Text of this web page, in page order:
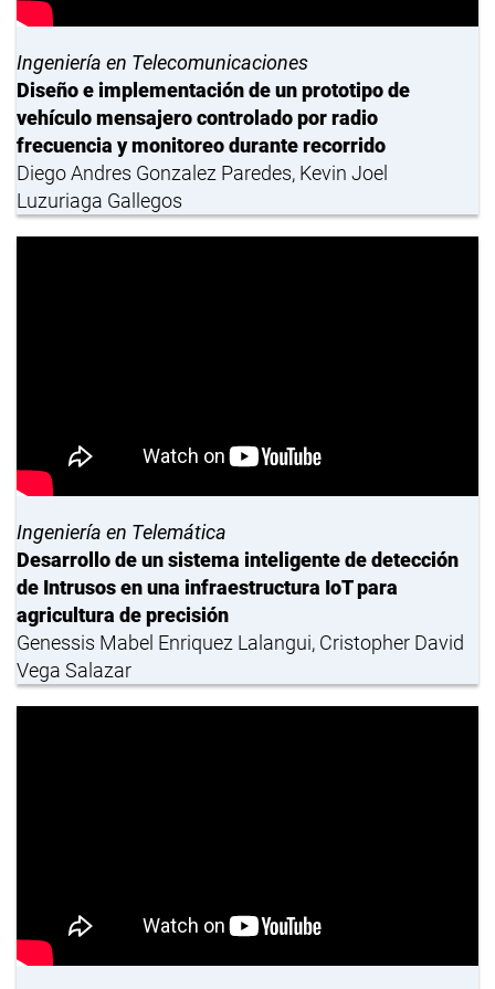
Ingeniería en Telecomunicaciones
Diseño e implementación de un prototipo de
vehículo mensajero controlado por radio
frecuencia y monitoreo durante recorrido
Diego Andres Gonzalez Paredes, Kevin Joel
Luzuriaga Gallegos
Ingeniería en Telemática
Desarrollo de un sistema inteligente de detección
de Intrusos en una infraestructura IoT para
agricultura de precisión
Genessis Mabel Enriquez Lalangui, Cristopher David
Vega Salazar